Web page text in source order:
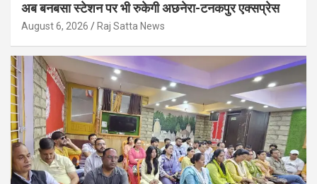
अब बनबसा स्टेशन पर भी रुकेगी अछनेरा-टनकपुर एक्सप्रेस
August 6, 2026 Raj Satta News